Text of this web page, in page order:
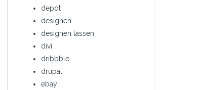
depot
designen
designen lassen
divi
dribbble
drupal
ebay